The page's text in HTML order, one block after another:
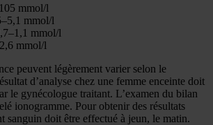
mmol/l
mmol/l
mmol/l
mmol/l
peuvent légèrement varier selon le
d’analyse chez une femme enceinte doit
le gynécologue traitant. L’examen du bilan
ionogramme. Pour obtenir des résultats
sanguin doit être effectué à jeun, le matin.